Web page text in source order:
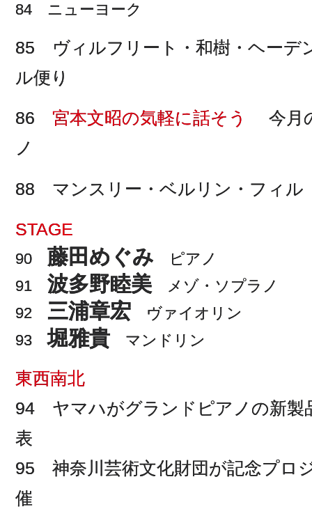
84 ニューヨーク
85 ヴィルフリート・和樹・ヘーデ
ル便り
86 宮本文昭の気軽に話そう
今月
ノ
88 マンスリー・ベルリン・フィ
STAGE
90 藤田めぐみ ピアノ
91 波多野睦美 メゾ・ソプラノ
92 三浦章宏 ヴァイオリン
93堀雅貴 マンドリン
東西南北
94 ヤマハがグランドピアノの新製
表
95 神奈川芸術文化財団が記念プロ
催